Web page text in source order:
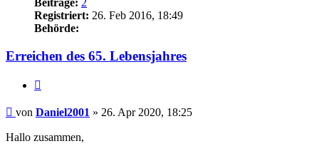
Registriert: 26. Feb 2016, 18:49
Behörde:
Erreichen des 65. Lebensjahres
Beitrag
von Daniel2001 » 26. Apr 2020, 18:25
Hallo zusammen,